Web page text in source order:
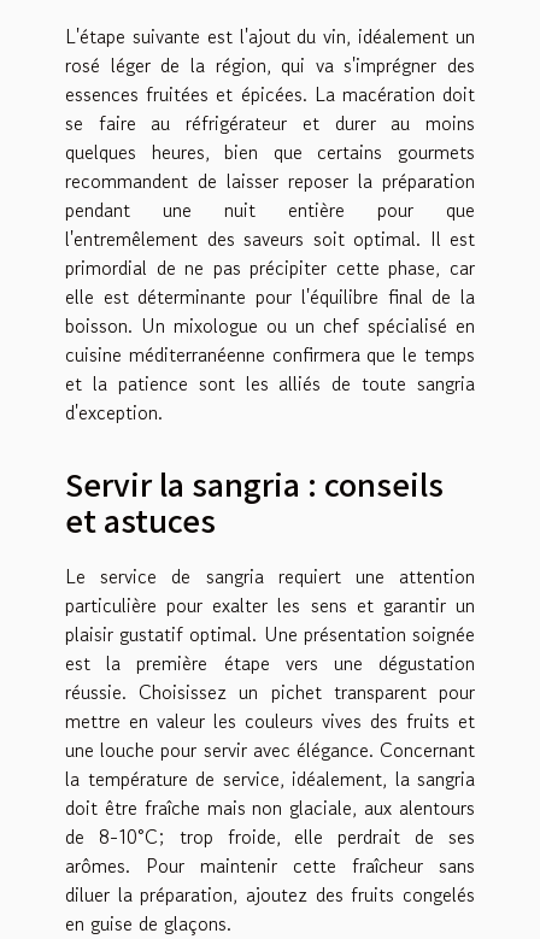
L'étape suivante est l'ajout du vin, idéalement un
rosé léger de la région, qui va s'imprégner des
essences fruitées et épicées. La macération doit
se faire au réfrigérateur et durer au moins
quelques heures, bien que certains gourmets
recommandent de laisser reposer la préparation
pendant une nuit entière pour que
l'entremêlement des saveurs soit optimal. Il est
primordial de ne pas précipiter cette phase, car
elle est déterminante pour l'équilibre final de la
boisson. Un mixologue ou un chef spécialisé en
cuisine méditerranéenne confirmera que le temps
et la patience sont les alliés de toute sangria
d'exception.
Servir la sangria : conseils
et astuces
Le service de sangria requiert une attention
particulière pour exalter les sens et garantir un
plaisir gustatif optimal. Une présentation soignée
est la première étape vers une dégustation
réussie. Choisissez un pichet transparent pour
mettre en valeur les couleurs vives des fruits et
une louche pour servir avec élégance. Concernant
la température de service, idéalement, la sangria
doit être fraîche mais non glaciale, aux alentours
de 8-10°C; trop froide, elle perdrait de ses
arômes. Pour maintenir cette fraîcheur sans
diluer la préparation, ajoutez des fruits congelés
en guise de glaçons.